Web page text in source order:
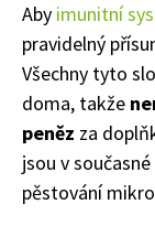
Aby imunitní
pravidelný
Všechny tyto
doma, takže
peněz za
jsou v
pěstování